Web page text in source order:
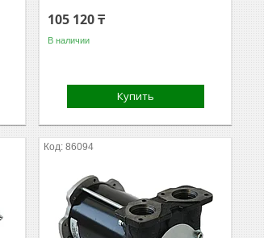
105 120 ₸
В наличии
Купить
86094